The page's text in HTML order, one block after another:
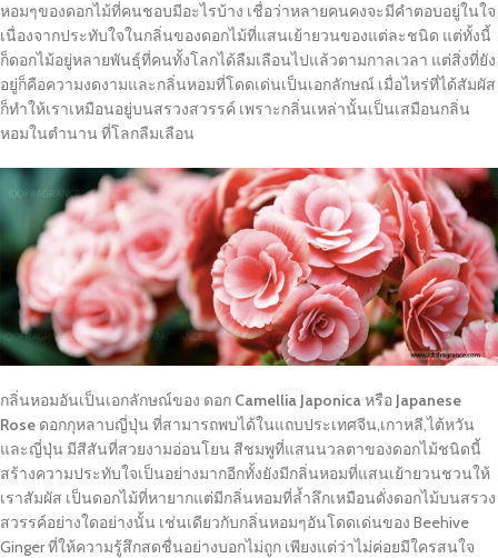
หอมๆของดอกไม้ที่คนชอบมีอะไรบ้าง เชื่อว่าหลายคนคงจะมีคำตอบอยู่ในใจ
เนื่องจากประทับใจในกลิ่นของดอกไม้ที่แสนเย้ายวนของแต่ละชนิด แต่ทั้งนี้
ก็ดอกไม้อยู่หลายพันธุ์ที่คนทั้งโลกได้ลืมเลือนไปแล้วตามกาลเวลา แต่สิ่งที่ยัง
อยู่ก็คือความงดงามและกลิ่นหอมที่โดดเด่นเป็นเอกลักษณ์ เมื่อไหร่ที่ได้สัมผัส
ก็ทำให้เราเหมือนอยู่บนสรวงสวรรค์ เพราะกลิ่นเหล่านั้นเป็นเสมือนกลิ่น
หอมในตำนาน ที่โลกลืมเลือน
กลิ่นหอมอันเป็นเอกลักษณ์ของ ดอก Camellia Japonicaหรือ Japanese
Rose ดอกกุหลาบญี่ปุ่น ที่สามารถพบได้ในแถบประเทศจีน,เกาหลี,ไต้หวัน
และญี่ปุ่น มีสีสันที่สวยงามอ่อนโยน สีชมพูที่แสนนวลตาของดอกไม้ชนิดนี้
สร้างความประทับใจเป็นอย่างมากอีกทั้งยังมีกลิ่นหอมที่แสนเย้ายวนชวนให้
เราสัมผัส เป็นดอกไม้ที่หายากแต่มีกลิ่นหอมที่ล้ำลึกเหมือนดั่งดอกไม้บนสรวง
สวรรค์อย่างใดอย่างนั้น เช่นเดียวกับกลิ่นหอมๆอันโดดเด่นของ Beehive
Ginger ที่ให้ความรู้สึกสดชื่นอย่างบอกไม่ถูก เพียงแต่ว่าไม่ค่อยมีใครสนใจ